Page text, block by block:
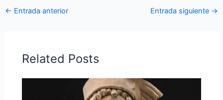
← Entrada anterior Entrada siguiente →
Related Posts